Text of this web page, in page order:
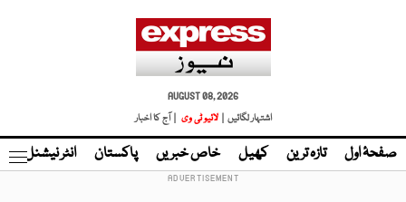
AUGUST 08, 2026
اشتہار لگائیں |
لائیو ٹی وی | آج کا اخبار
صفحۂ اول تازہ ترین کھیل خاص خبریں پاکستان انٹر نیشنل